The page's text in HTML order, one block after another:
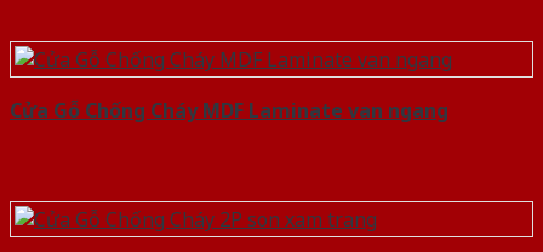
Cửa Gỗ Chống Cháy MDF Laminate van ngang